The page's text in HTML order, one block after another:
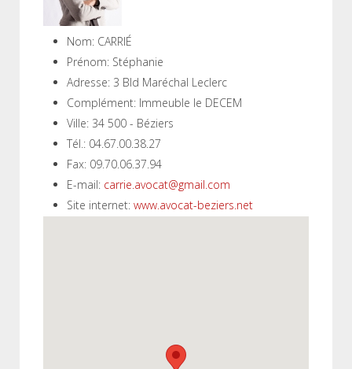
Nom: CARRIÉ
Prénom: Stéphanie
Adresse: 3 Bld Maréchal Leclerc
Complément: Immeuble le DECEM
Ville: 34 500 - Béziers
Tél.: 04.67.00.38.27
Fax: 09.70.06.37.94
E-mail: carrie.avocat@gmail.com
Site internet: www.avocat-beziers.net